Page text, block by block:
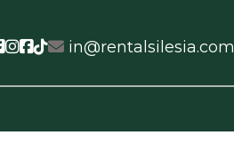
linklink
Social link
Social link
Social link
Social link
in@rentalsilesia.com